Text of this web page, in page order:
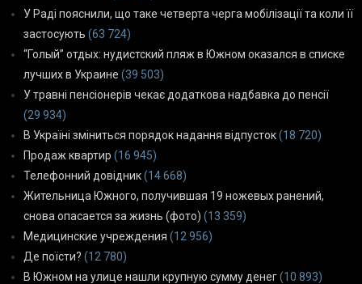
У Раді пояснили, що таке четверта черга мобілізації та коли її
застосують (63 724)
“Голый” отдых: нудистский пляж в Южном оказался в списке
лучших в Украине (39 503)
У травні пенсіонерів чекає додаткова надбавка до пенсії
(29 934)
В Україні зміниться порядок надання відпусток(18 720)
Продаж квартир (16 945)
Телефонний довідник(14 668)
Жительница Южного, получившая 19 ножевых ранений,
снова опасается за жизнь (фото) (13 359)
Медицинские учреждения (12 956)
Де поїсти? (12 780)
В Южном на улице нашли крупную сумму денег(10 893)